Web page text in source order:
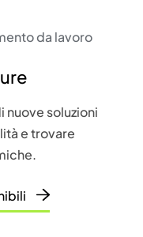
nuove soluzioni
e trovare